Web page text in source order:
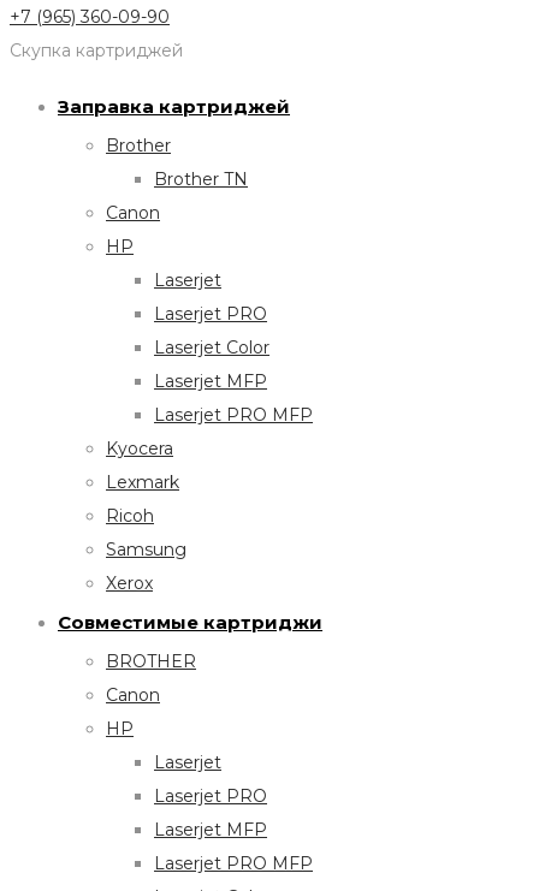
+7 (965) 360-09-90
Скупка картриджей
Заправка картриджей
Brother
Brother TN
Canon
HP
Laserjet
Laserjet PRO
Laserjet Color
Laserjet MFP
Laserjet PRO MFP
Kyocera
Lexmark
Ricoh
Samsung
Xerox
Совместимые картриджи
BROTHER
Canon
HP
Laserjet
Laserjet PRO
Laserjet MFP
Laserjet PRO MFP